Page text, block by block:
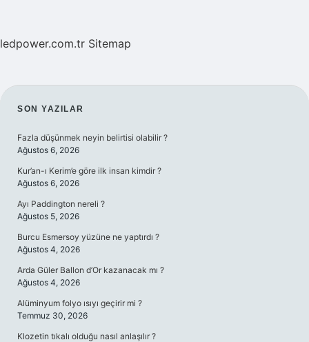
ledpower.com.tr Sitemap
SIDEBAR
SON YAZILAR
Fazla düşünmek neyin belirtisi olabilir ?
Ağustos 6, 2026
Kur’an-ı Kerim’e göre ilk insan kimdir ?
Ağustos 6, 2026
Ayı Paddington nereli ?
Ağustos 5, 2026
Burcu Esmersoy yüzüne ne yaptırdı ?
Ağustos 4, 2026
Arda Güler Ballon d’Or kazanacak mı ?
Ağustos 4, 2026
Alüminyum folyo ısıyı geçirir mi ?
Temmuz 30, 2026
Klozetin tıkalı olduğu nasıl anlaşılır ?